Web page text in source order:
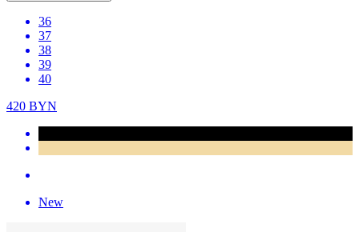
36
37
38
39
40
420 BYN
New